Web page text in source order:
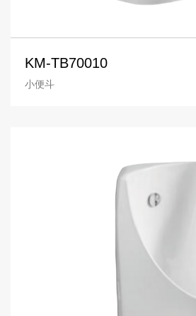
KM-TB70010
小便斗